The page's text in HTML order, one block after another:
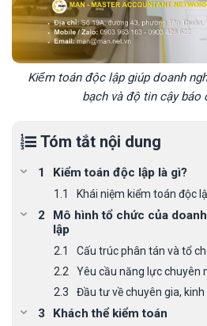
Kiểm toán độc lập giúp doanh
bạch và độ tin cậy báo
Tóm tắt nội dung
Kiểm toán độc lập là gì?
Khái niệm kiểm toán độc
Mô hình tổ chức của
lập
Cấu trúc phân tán và tổ
Yêu cầu năng lực chuyên
Đầu tư về chuyên gia,
Khách thể kiểm toán